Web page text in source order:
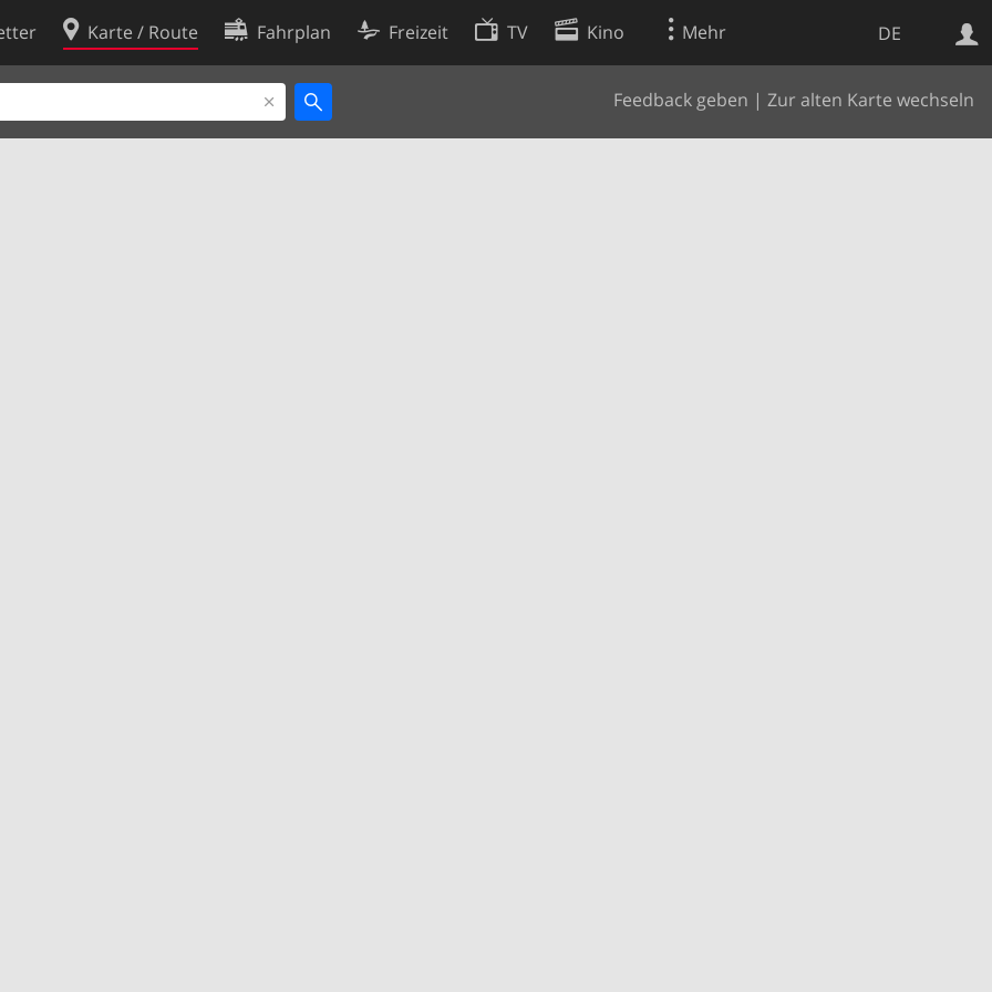
DE
Karte / Route Fahrplan Freizeit TV Kino Mehr
Feedback geben | Zur alten Karte wechseln
Websuche
Cookie-Richtlinie
Cookie-Einstellungen